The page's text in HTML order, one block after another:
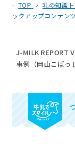
TOP 乳の知識
ックアップコンテンツ
J-MILK REPORT
事例（岡山こばっ